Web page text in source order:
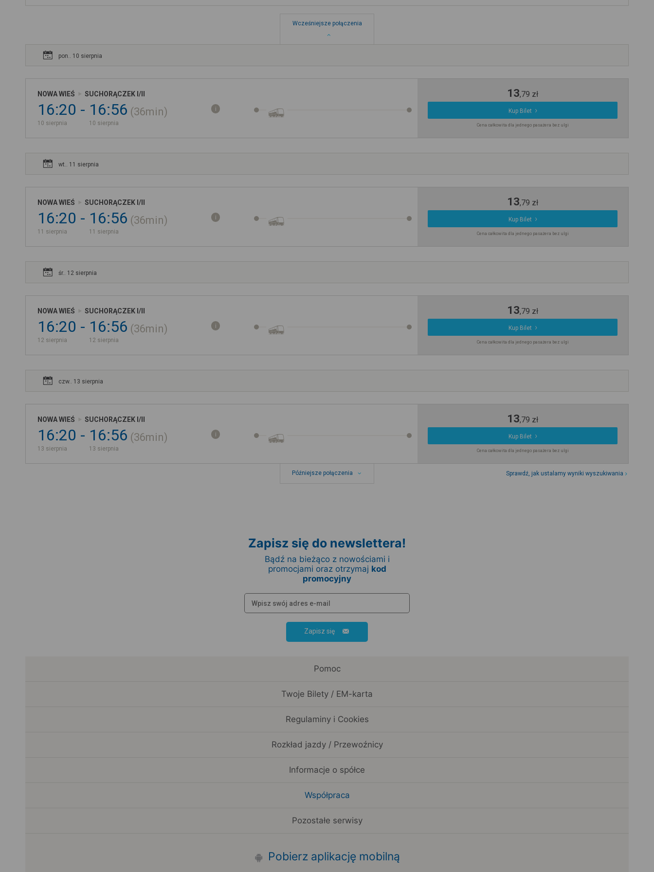
Wcześniejsze połączenia
pon.. 10 sierpnia
NOWA WIEŚ SUCHORĄCZEK I/II
16:20
10 sierpnia
16:56
10 sierpnia
36min
13,79 zł
Kup Bilet
Cena całkowita dla jednego pasażera bez ulgi
wt.. 11 sierpnia
NOWA WIEŚ SUCHORĄCZEK I/II
16:20
11 sierpnia
16:56
11 sierpnia
36min
13,79 zł
Kup Bilet
Cena całkowita dla jednego pasażera bez ulgi
śr.. 12 sierpnia
NOWA WIEŚ SUCHORĄCZEK I/II
16:20
12 sierpnia
16:56
12 sierpnia
36min
13,79 zł
Kup Bilet
Cena całkowita dla jednego pasażera bez ulgi
czw.. 13 sierpnia
NOWA WIEŚ SUCHORĄCZEK I/II
16:20
13 sierpnia
16:56
13 sierpnia
36min
13,79 zł
Kup Bilet
Cena całkowita dla jednego pasażera bez ulgi
Późniejsze połączenia Sprawdź, jak ustalamy wyniki wyszukiwania
Zapisz się do newslettera!
Bądź na bieżąco z nowościami i
promocjami oraz otrzymaj kod
promocyjny
Zapisz się
Pomoc
Twoje Bilety / EM-karta
Regulaminy i Cookies
Rozkład jazdy / Przewoźnicy
Informacje o spółce
Współpraca
Pozostałe serwisy
Pobierz aplikację mobilną